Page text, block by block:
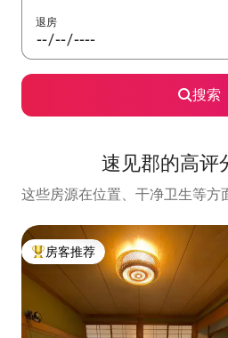
退房
搜索
速见郡的高评
这些房源在位置、干净卫生等方
热门「房客推荐」
房客推荐